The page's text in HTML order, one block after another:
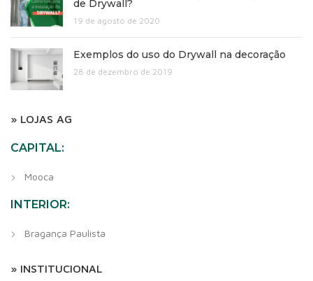
de Drywall?
19 de agosto de 2020
Exemplos do uso do Drywall na decoração
28 de dezembro de 2019
» LOJAS AG
CAPITAL:
Mooca
INTERIOR:
Bragança Paulista
» INSTITUCIONAL